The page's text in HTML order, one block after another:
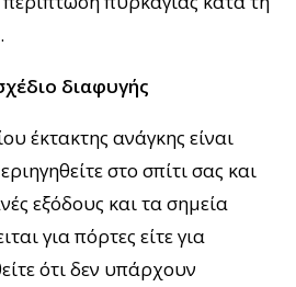
διαφυγής
έκτακτης ανάγκης είναι
στο σπίτι σας και
εξόδους και τα σημεία
για πόρτες είτε για
ότι δεν υπάρχουν